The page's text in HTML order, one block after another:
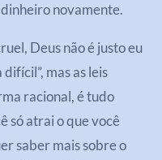
novamente.
Deus não é justo eu
mas as leis
racional, é tudo
só atrai o que você
saber mais sobre o